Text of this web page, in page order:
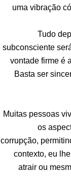
uma vibração
Tudo
subconsciente
vontade firme é
Basta ser
Muitas pessoas
os
corrupção,
contexto, eu
atrair ou